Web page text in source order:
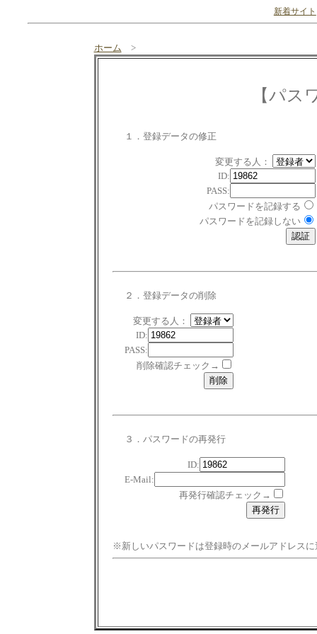
新着サイト
ホーム >
【パス
１．登録データの修正
変更する人：
ID:
PASS:
パスワードを記録する
パスワードを記録しない
２．登録データの削除
変更する人：
ID:
PASS:
削除確認チェック→
３．パスワードの再発行
ID:
E-Mail:
再発行確認チェック→
※新しいパスワードは登録時のメールアドレスに